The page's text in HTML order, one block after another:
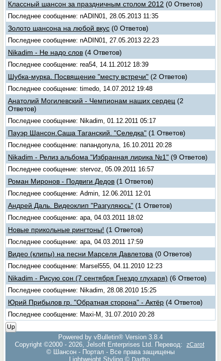
Классный шансон за праздничным столом 2012 (0 Ответов)
Последнее сообщение: nADIN01, 28.05.2013 11:35
Золото шансона на любой вкус (0 Ответов)
Последнее сообщение: nADIN01, 27.05.2013 22:23
Nikadim - Не надо слов (4 Ответов)
Последнее сообщение: rea54, 14.11.2012 18:39
Шубка-мурка. Посвящение "месту встречи" (2 Ответов)
Последнее сообщение: timedo, 14.07.2012 19:48
Анатолий Могилевский - Чемпионам наших сердец (2
Ответов)
Последнее сообщение: Nikadim, 01.12.2011 05:17
Пауэр Шансон.Саша Таганский. "Селедка" (1 Ответов)
Последнее сообщение: папандопула, 16.10.2011 20:28
Nikadim - Релиз альбома "Избранная лирика №1" (9 Ответов)
Последнее сообщение: stervoz, 05.09.2011 16:57
Роман Миронов - Подвиги Дедов (1 Ответов)
Последнее сообщение: Admin, 12.06.2011 12:01
Андрей Даль. Видеоклип "Разгуляюсь" (1 Ответов)
Последнее сообщение: apa, 04.03.2011 18:02
Новые прикольные рингтоны! (1 Ответов)
Последнее сообщение: apa, 04.03.2011 17:59
Видео (клипы) на песни Марселя Давлетова (0 Ответов)
Последнее сообщение: Marsel555, 04.11.2010 12:23
Nikadim - Рисую сон (7 сентября Гнездо глухаря) (6 Ответов)
Последнее сообщение: Nikadim, 28.08.2010 15:25
Юрий Прибылов гр. "Обратная сторона" - Актёр (4 Ответов)
Последнее сообщение: Maxi-M, 31.07.2010 20:28
Up
Powered by vBulletin® Version 3.8.4
Copyright ©2000 - 2026, Jelsoft Enterprises Ltd. Перевод:
zCarot
© Шансон - Портал - Все права защищены
Lightweight Styling © Dartho